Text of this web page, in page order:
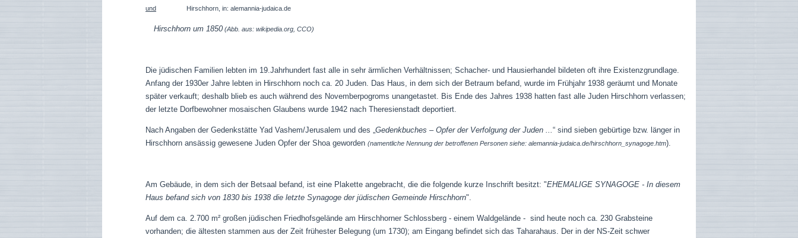
und Hirschhorn, in: alemannia-judaica.de
Hirschhorn um 1850 (Abb. aus: wikipedia.org, CCO)
Die jüdischen Familien lebten im 19.Jahrhundert fast alle in sehr ärmlichen Verhältnissen; Schacher- und Hausierhandel bildeten oft ihre Existenzgrundlage.
Anfang der 1930er Jahre lebten in Hirschhorn noch ca. 20 Juden. Das Haus, in dem sich der Betraum befand, wurde im Frühjahr 1938 geräumt und Monate
später verkauft; deshalb blieb es auch während des Novemberpogroms unangetastet. Bis Ende des Jahres 1938 hatten fast alle Juden Hirschhorn verlassen;
der letzte Dorfbewohner mosaischen Glaubens wurde 1942 nach Theresienstadt deportiert.
Nach Angaben der Gedenkstätte Yad Vashem/Jerusalem und des „Gedenkbuches – Opfer der Verfolgung der Juden ...“ sind sieben gebürtige bzw. länger in
Hirschhorn ansässig gewesene Juden Opfer der Shoa geworden(namentliche Nennung der betroffenen Personen siehe: alemannia-judaica.de/hirschhorn_synagoge.htm).
Am Gebäude, in dem sich der Betsaal befand, ist eine Plakette angebracht,die die folgende kurze Inschrift besitzt: "EHEMALIGE SYNAGOGE - In diesem
Haus befand sich von 1830 bis 1938 die letzte Synagoge der jüdischen Gemeinde Hirschhorn".
Auf dem ca. 2.700 m² großen jüdischen Friedhofsgelände am Hirschhorner Schlossberg - einem Waldgelände - sind heute noch ca. 230 Grabsteine
vorhanden; die ältesten stammen aus der Zeit frühester Belegung (um 1730); am Eingang befindet sich das Taharahaus. Der in der NS-Zeit schwer